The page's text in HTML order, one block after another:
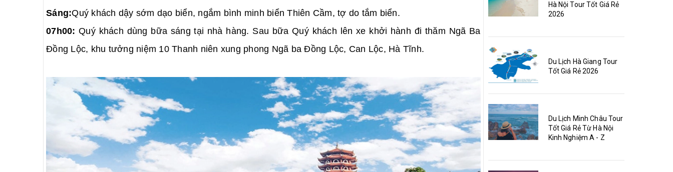
Sáng:Quý khách dậy sớm dạo biển, ngắm bình minh biển Thiên Cầm, tợ do tắm biển.
07h00: Quý khách dùng bữa sáng tại nhà hàng. Sau bữa Quý khách lên xe khởi hành đi thăm Ngã Ba
Đồng Lộc, khu tưởng niệm 10 Thanh niên xung phong Ngã ba Đồng Lộc, Can Lộc, Hà Tĩnh.
Hà Nội Tour Tốt Giá Rẻ
2026
Du Lịch Hà Giang Tour
Tốt Giá Rẻ 2026
Du Lịch Minh Châu Tour
Tốt Giá Rẻ Từ Hà Nội
Kinh Nghiệm A - Z